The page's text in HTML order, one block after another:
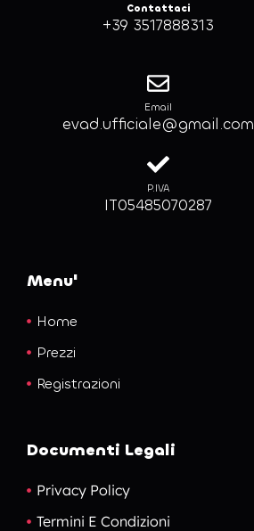
Contattaci
+39 3517888313
Email
evad.ufficiale@gmail.com
P.IVA
IT05485070287
Menu'
Home
Prezzi
Registrazioni
Documenti Legali
Privacy Policy
Termini E Condizioni